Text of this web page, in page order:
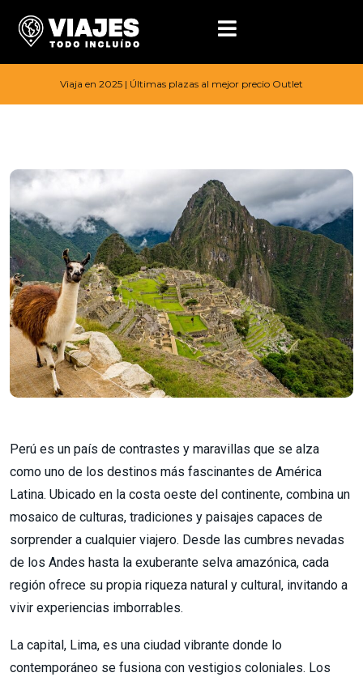
Viaja en 2025 | Últimas plazas al mejor precio Outlet
Perú es un país de contrastes y maravillas que se alza
como uno de los destinos más fascinantes de América
Latina. Ubicado en la costa oeste del continente, combina un
mosaico de culturas, tradiciones y paisajes capaces de
sorprender a cualquier viajero. Desde las cumbres nevadas
de los Andes hasta la exuberante selva amazónica, cada
región ofrece su propia riqueza natural y cultural, invitando a
vivir experiencias imborrables.
La capital, Lima, es una ciudad vibrante donde lo
contemporáneo se fusiona con vestigios coloniales. Los